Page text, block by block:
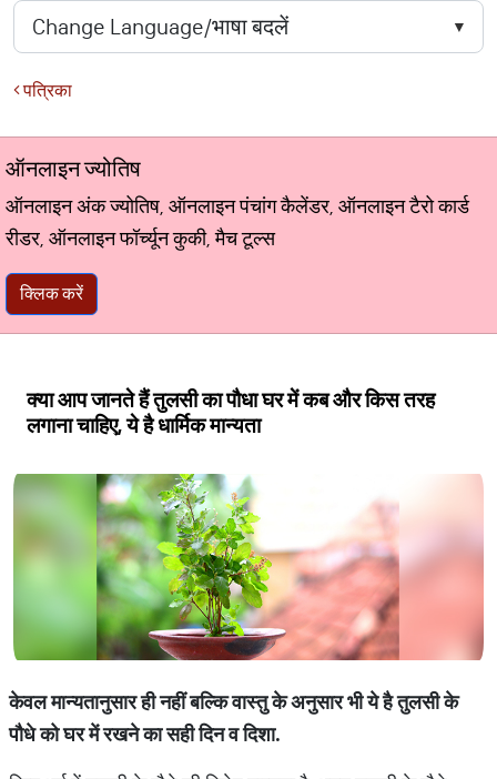
पत्रिका
ऑनलाइन ज्योतिष
ऑनलाइन अंक ज्योतिष, ऑनलाइन पंचांग कैलेंडर, ऑनलाइन टैरो कार्ड
रीडर, ऑनलाइन फॉर्च्यून कुकी, मैच टूल्स
क्लिक करें
क्या आप जानते हैं तुलसी का पौधा घर में कब और किस तरह
लगाना चाहिए, ये है धार्मिक मान्यता
केवल मान्यतानुसार ही नहीं बल्कि वास्तु के अनुसार भी ये है तुलसी के
पौधे को घर में रखने का सही दिन व दिशा.